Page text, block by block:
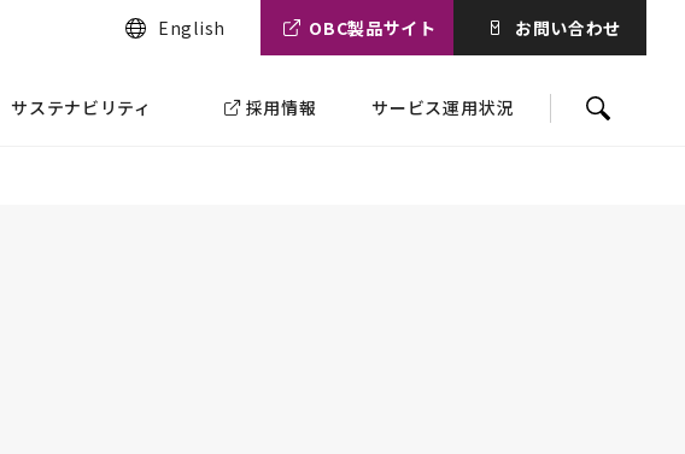
English OBC製品サイト お問い合わせ
サステナビリティ 採用情報 サービス運用状況